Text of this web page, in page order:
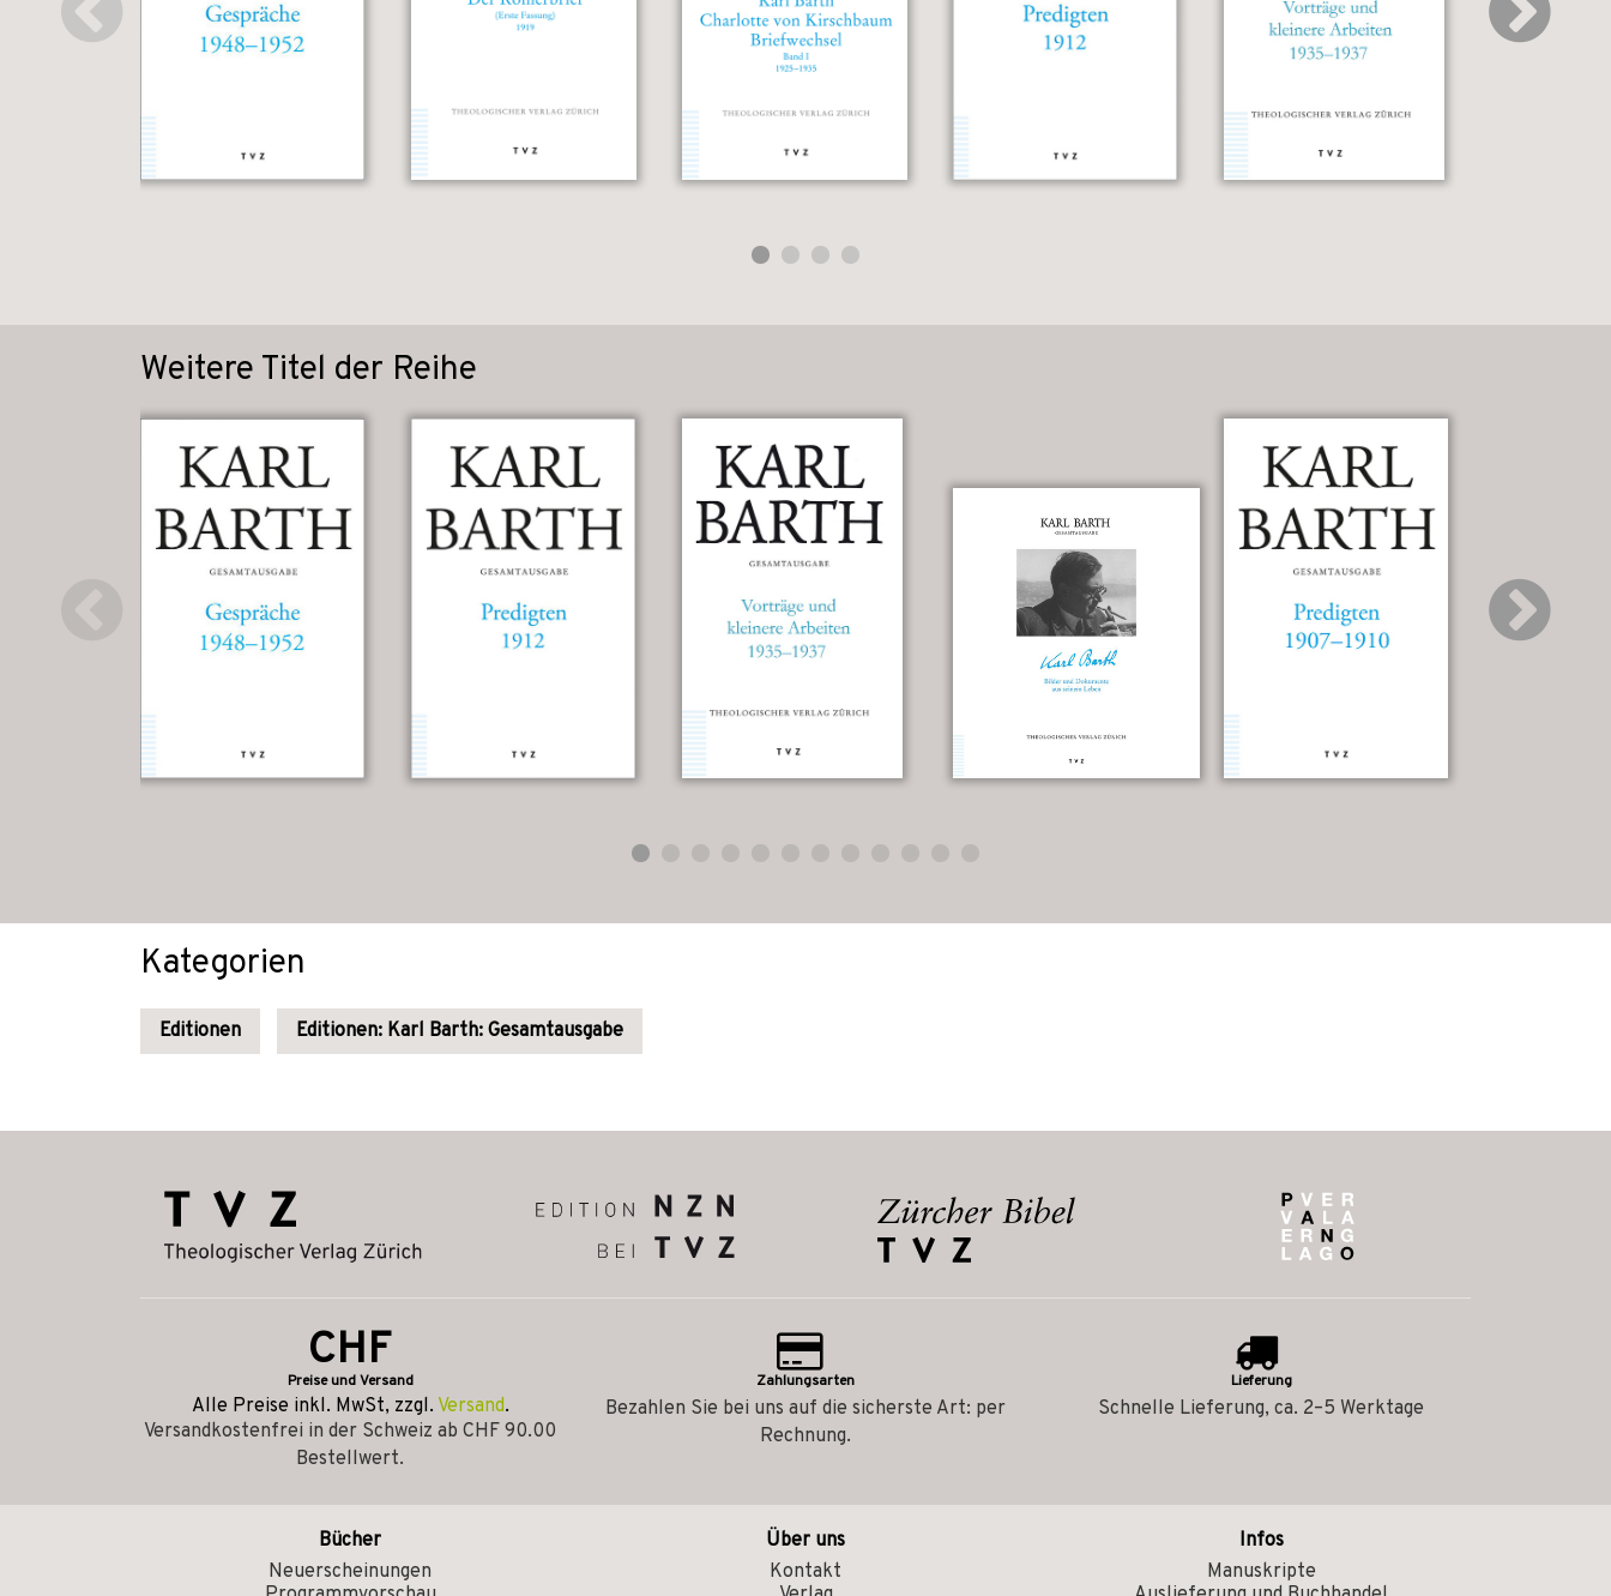
Weitere Titel der Reihe
Kategorien
Editionen Editionen: Karl Barth: Gesamtausgabe
CHF
Preise und Versand
Alle Preise inkl. MwSt, zzgl. Versand.
Versandkostenfrei in der Schweiz ab CHF 90.00
Bestellwert.
Zahlungsarten
Bezahlen Sie bei uns auf die sicherste Art: per
Rechnung.
Lieferung
Schnelle Lieferung, ca. 2–5 Werktage
Bücher
Neuerscheinungen
Über uns
Kontakt
Infos
Manuskripte